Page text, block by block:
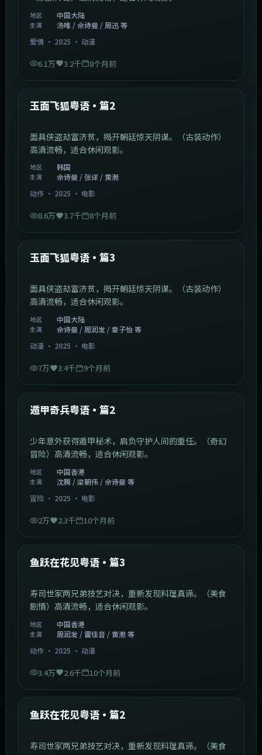
地区 中国大陆
主演
汤唯 / 佘诗曼 / 周迅 等
爱情· 2025 · 动漫
6.1万 3.2千 8个月前
最新
玉面飞狐粤语·篇2
面具侠盗劫富济贫，揭开朝廷惊天阴谋。（古装动作）
高清流畅，适合休闲观影。
地区 韩国
主演
佘诗曼 / 张译 / 黄渤
动作· 2025 · 电影
8.6万 3.7千 8个月前
最新
玉面飞狐粤语·篇3
面具侠盗劫富济贫，揭开朝廷惊天阴谋。（古装动作）
高清流畅，适合休闲观影。
地区 中国大陆
主演
佘诗曼 / 周润发 / 章子怡 等
动漫 · 2025 · 电影
7万 3.4千 9个月前
最新
遁甲奇兵粤语·篇2
少年意外获得遁甲秘术，肩负守护人间的重任。（奇幻
冒险）高清流畅，适合休闲观影。
地区 中国香港
主演
沈腾 / 梁朝伟 / 佘诗曼 等
冒险· 2025 · 电影
2万 2.3千 10个月前
最新
鱼跃在花见粤语·篇3
寿司世家两兄弟技艺对决，重新发现料理真谛。（美食
剧情）高清流畅，适合休闲观影。
地区 中国香港
主演
周润发 / 雷佳音 / 黄渤 等
动作· 2025 · 动漫
3.4万 2.6千 10个月前
最新
鱼跃在花见粤语·篇2
寿司世家两兄弟技艺对决，重新发现料理真谛。（美食